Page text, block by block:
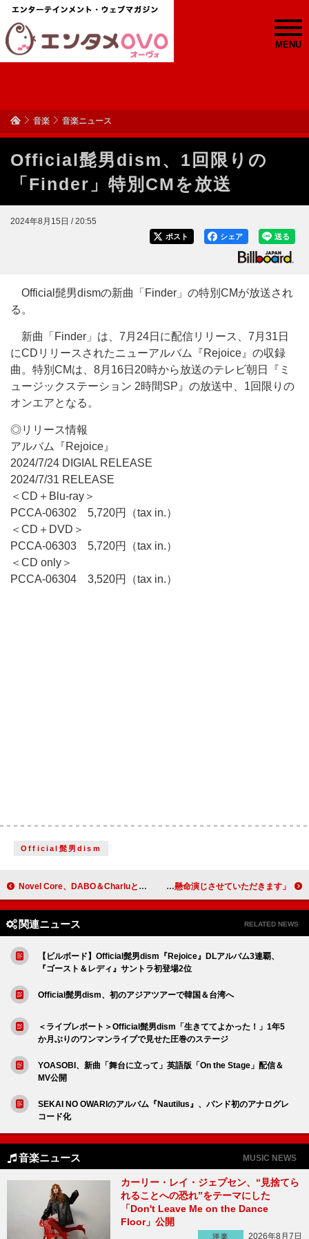
MENU
音楽 音楽ニュース
Official髭男dism、1回限りの
「Finder」特別CMを放送
2024年8月15日 / 20:55
送る
シェア
ポスト
Official髭男dismの新曲「Finder」の特別CMが放送され
る。
新曲「Finder」は、7月24日に配信リリース、7月31日
にCDリリースされたニューアルバム『Rejoice』の収録
曲。特別CMは、8月16日20時から放送のテレビ朝日『ミ
ュージックステーション 2時間SP』の放送中、1回限りの
オンエアとなる。
◎リリース情報
アルバム『Rejoice』
2024/7/24 DIGIAL RELEASE
2024/7/31 RELEASE
＜CD＋Blu-ray＞
PCCA-06302 5,720円（tax in.）
＜CD＋DVD＞
PCCA-06303 5,720円（tax in.）
＜CD only＞
PCCA-06304 3,520円（tax in.）
Official髭男dism
Novel Core、DABO＆Charluと新曲「SKILL TEST」でマイクリレー BMSGトレーニー・KANON（日穏）、映画初出演にして初主演「一生懸命演じさせていただきます」
関連ニュース RELATED NEWS
【ビルボード】Official髭男dism『Rejoice』DLアルバム3連覇、
『ゴースト＆レディ』サントラ初登場2位
Official髭男dism、初のアジアツアーで韓国＆台湾へ
＜ライブレポート＞Official髭男dism「生きててよかった！」1年5
か月ぶりのワンマンライブで見せた圧巻のステージ
YOASOBI、新曲「舞台に立って」英語版「On the Stage」配信＆
MV公開
SEKAI NO OWARIのアルバム『Nautilus』、バンド初のアナログレ
コード化
音楽ニュース MUSIC NEWS
カーリー・レイ・ジェプセン、“見捨てら
れることへの恐れ”をテーマにした
「Don't Leave Me on the Dance
Floor」公開
洋楽 2026年8月7日